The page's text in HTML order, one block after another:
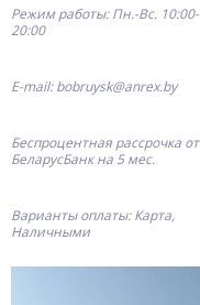
Режим работы: Пн.-Вс. 10:00-
20:00
E-mail: bobruysk@anrex.by
Беспроцентная рассрочка от
БеларусБанк на 5 мес.
Варианты оплаты: Карта,
Наличными